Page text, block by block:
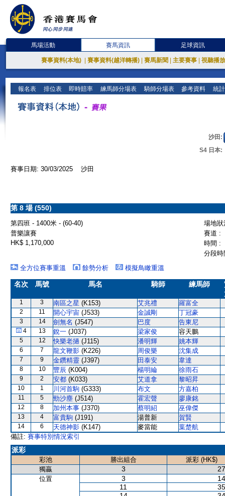
馬場活動 賽馬資訊 足球資訊
賽事資料(本地) 賽事資料(越洋轉播) 賽馬新聞 主要賽事 視聽播
報名表 排位表 即時賠率 練馬師分場表 騎師分場表 參考資料 統
沙田:
S4 日本:
賽事日期: 30/03/2025 沙田
第 8 場 (550)
第四班 - 1400米 - (60-40)
場地
普樂讓賽
賽道 :
HK$ 1,170,000
時間 :
分段
全方位賽事重溫
餘勢分析 模擬鳥瞰重溫
名次 馬號 馬名 騎師 練馬師
1 3 南區之星 (K153) 艾兆禮 羅富全
2 11 開心宇宙 (J533) 金誠剛 丁冠豪
3 14 劍無名 (J547) 巴度 告東尼
4 13 銳一 (J037) 梁家俊 容天鵬
5 12 快樂老撾 (J115) 潘明輝 姚本輝
6 7 龍文鞭影 (K226) 周俊樂 沈集成
7 9 金鑽精靈 (J397) 田泰安 韋達
8 10 豐辰 (K004) 楊明綸 徐雨石
9 2 安都 (K033) 艾道拿 黎昭昇
10 1 川河首駒 (G333) 布文 方嘉柏
11 5 勁沙塵 (J514) 霍宏聲 廖康銘
12 8 加州本事 (J370) 蔡明紹 巫偉傑
13 4 富貴駒 (J191) 湯普新 賀賢
14 6 天德神影 (K147) 麥當能
葉楚航
備註: 賽事特別情況索引
派彩
彩池 勝出組合
派彩 (HK$)
獨贏
3
位置 3
11